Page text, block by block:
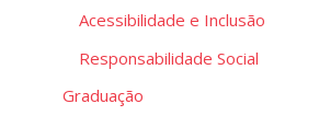
Acessibilidade e Inclusão
Responsabilidade Social
Graduação